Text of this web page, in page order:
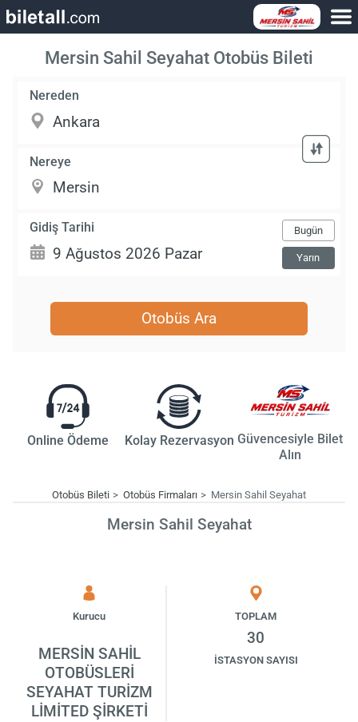
Mersin Sahil Seyahat Otobüs Bileti
Nereden
Nereye
Gidiş Tarihi Bugün
Yarın
Otobüs Ara
Online Ödeme Kolay Rezervasyon Güvencesiyle Bilet
Alın
Otobüs Bileti Otobüs Firmaları Mersin Sahil Seyahat
Mersin Sahil Seyahat
Kurucu
MERSİN SAHİL
OTOBÜSLERİ
SEYAHAT TURİZM
LİMİTED ŞİRKETİ
TOPLAM
30
İSTASYON SAYISI